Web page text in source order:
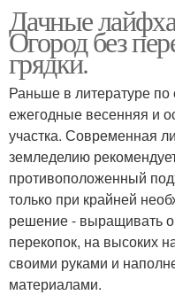
Дачные
Огород без
грядки.
Раньше в литературе
ежегодные весенняя и
участка. Современная
земледелию
противоположенный
только при крайней
решение - выращивать
перекопок, на высоких
своими руками и
материалами.